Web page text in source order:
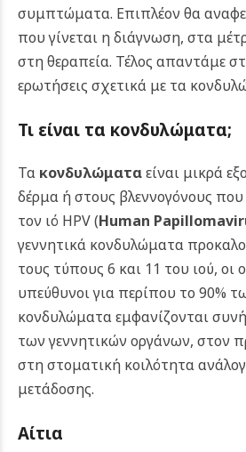
συμπτώματα. Επιπλέον θα
που γίνεται η διάγνωση, στα
στη θεραπεία. Τέλος απαντάμε
ερωτήσεις σχετικά με τα
Τι είναι τα κονδυλώματα;
Τα κονδυλώματαείναι μικρά
δέρμα ή στους βλεννογόνους
τον ιό HPV (Human
γεννητικά κονδυλώματα
τους τύπους 6 και 11 του ιού, οι
υπεύθυνοι για περίπου το 90%
κονδυλώματα εμφανίζονται
των γεννητικών οργάνων, στον
στη στοματική κοιλότητα
μετάδοσης.
Αίτια